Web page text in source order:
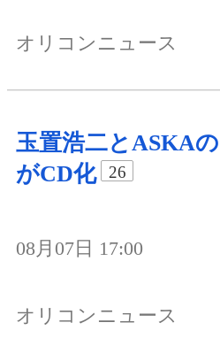
オリコンニュース
玉置浩二とASKA
がCD化
26
08月07日 17:00
オリコンニュース